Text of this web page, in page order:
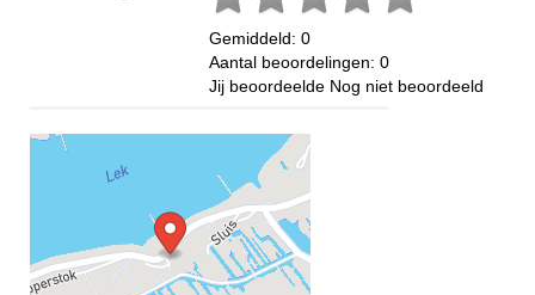
Gemiddeld: 0
Aantal beoordelingen: 0
Jij beoordeelde Nog niet beoordeeld